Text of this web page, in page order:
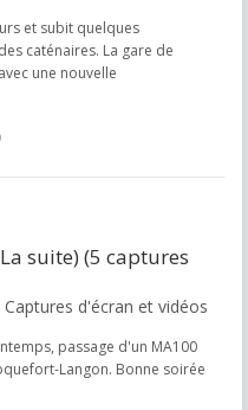
et subit quelques
caténaires. La gare de
une nouvelle
suite) (5 captures
Captures d'écran et vidéos
passage d'un MA100
Langon. Bonne soirée